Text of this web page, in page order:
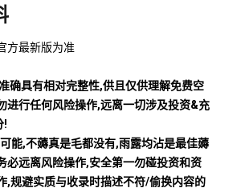
方最新版为准
确具有相对完整性,供且仅供理解免费空
进行任何风险操作,远离一切涉及投资&充
!
能,不薅真是毛都没有,雨露均沾是最佳薅
必远离风险操作,安全第一勿碰投资和资
,规避实质与收录时描述不符/偷换内容的